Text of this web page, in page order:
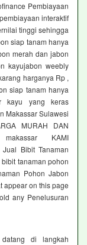
Pembiayaan
interaktif
tinggi sehingga
siap tanam hanya
merah dan jabon
kayujabon weebly
harganya Rp ,
siap tanam hanya
kayu yang keras
Makassar Sulawesi
MURAH DAN
makassar KAMI
Jual Bibit Tanaman
tanaman pohon
Pohon Jabon
appear on this page
any Penelusuran
di langkah